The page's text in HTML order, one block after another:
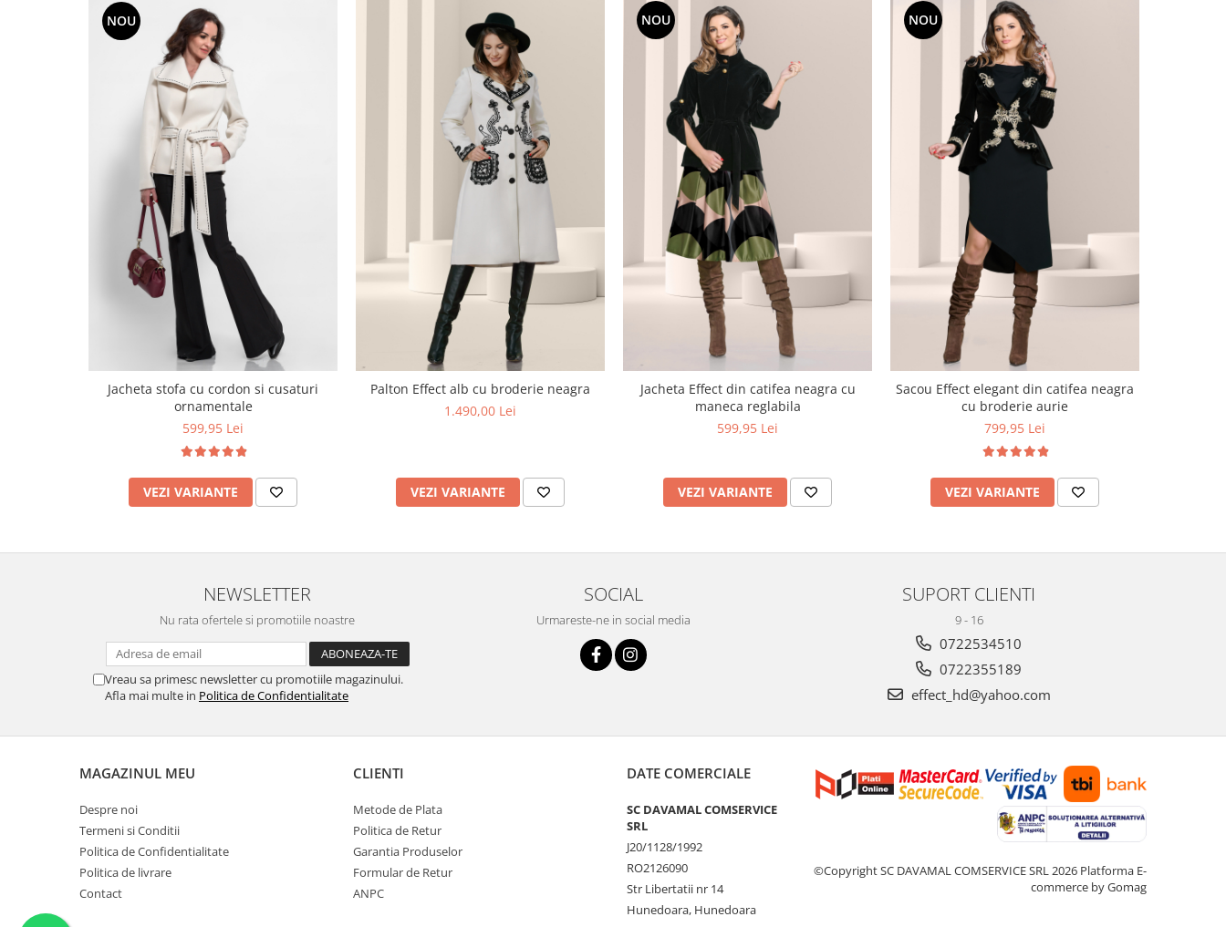
NOU
Jacheta stofa cu cordon si cusaturi
ornamentale
599,95 Lei
VEZI VARIANTE
Palton Effect alb cu broderie neagra
1.490,00 Lei
VEZI VARIANTE
NOU
Jacheta Effect din catifea neagra cu
maneca reglabila
599,95 Lei
VEZI VARIANTE
NOU
Sacou Effect elegant din catifea neagra
cu broderie aurie
799,95 Lei
VEZI VARIANTE
NEWSLETTER
Nu rata ofertele si promotiile noastre
Vreau sa primesc newsletter cu promotiile magazinului.
Afla mai multe in Politica de Confidentialitate
SOCIAL
Urmareste-ne in social media
SUPORT CLIENTI
9 - 16
0722534510
0722355189
effect_hd@yahoo.com
MAGAZINUL MEU
Despre noi
Termeni si Conditii
Politica de Confidentialitate
Politica de livrare
Contact
CLIENTI
Metode de Plata
Politica de Retur
Garantia Produselor
Formular de Retur
ANPC
DATE COMERCIALE
SC DAVAMAL COMSERVICE
SRL
J20/1128/1992
RO2126090
Str Libertatii nr 14
Hunedoara, Hunedoara
©Copyright SC DAVAMAL COMSERVICE SRL 2026 Platforma E-
commerce by Gomag